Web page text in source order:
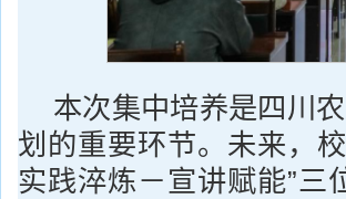
本次集中培养是四川
划的重要环节。未来，
实践淬炼－宣讲赋能”三